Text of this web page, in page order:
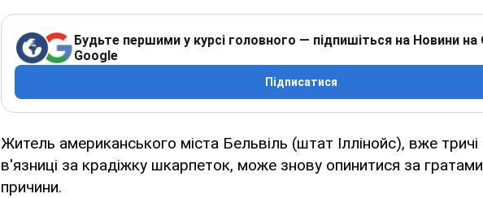
Будьте першими у курсі головного — підпишіться на Новини на
Google
Підписатися
Житель американського міста Бельвіль (штат Іллінойс), вже тричі
в'язниці за крадіжку шкарпеток, може знову опинитися за гратами
причини.